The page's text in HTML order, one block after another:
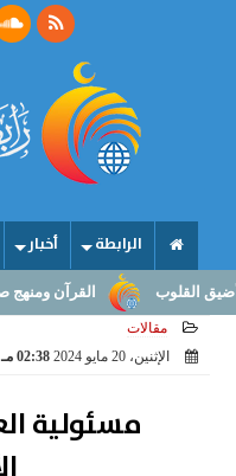
الرابطة أخبار
القرآن ومنهج صناعة
مقالات
الإثنين، 20 مايو 2024
02:38 مـ
مسئولية